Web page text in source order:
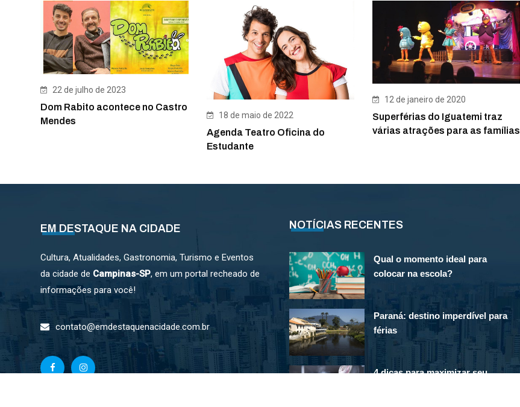
22 de julho de 2023
Dom Rabito acontece no Castro
Mendes
18 de maio de 2022
Agenda Teatro Oficina do
Estudante
12 de janeiro de 2020
Superférias do Iguatemi traz
várias atrações para as famílias
EM DESTAQUE NA CIDADE
Cultura, Atualidades, Gastronomia, Turismo e Eventos
da cidade de Campinas-SP, em um portal recheado de
informações para você!
contato@emdestaquenacidade.com.br
NOTÍCIAS RECENTES
Qual o momento ideal para
colocar na escola?
Paraná: destino imperdível para
férias
4 dicas para maximizar seu